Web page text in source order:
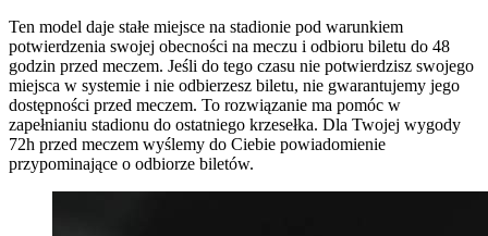
Ten model daje stałe miejsce na stadionie pod warunkiem
potwierdzenia swojej obecności na meczu i odbioru biletu do 48
godzin przed meczem. Jeśli do tego czasu nie potwierdzisz swojego
miejsca w systemie i nie odbierzesz biletu, nie gwarantujemy jego
dostępności przed meczem. To rozwiązanie ma pomóc w
zapełnianiu stadionu do ostatniego krzesełka. Dla Twojej wygody
72h przed meczem wyślemy do Ciebie powiadomienie
przypominające o odbiorze biletów.